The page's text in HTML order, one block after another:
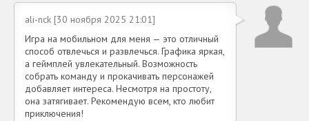
ali-nck [30 ноября 2025 21:01]
Игра на мобильном для меня — это отличный
способ отвлечься и развлечься. Графика яркая,
а геймплей увлекательный. Возможность
собрать команду и прокачивать персонажей
добавляет интереса. Несмотря на простоту,
она затягивает. Рекомендую всем, кто любит
приключения!